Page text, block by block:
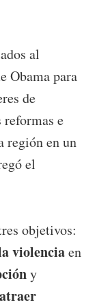
al
Obama para
de
e
región en un
el
objetivos:
violenciaen
y
atraer